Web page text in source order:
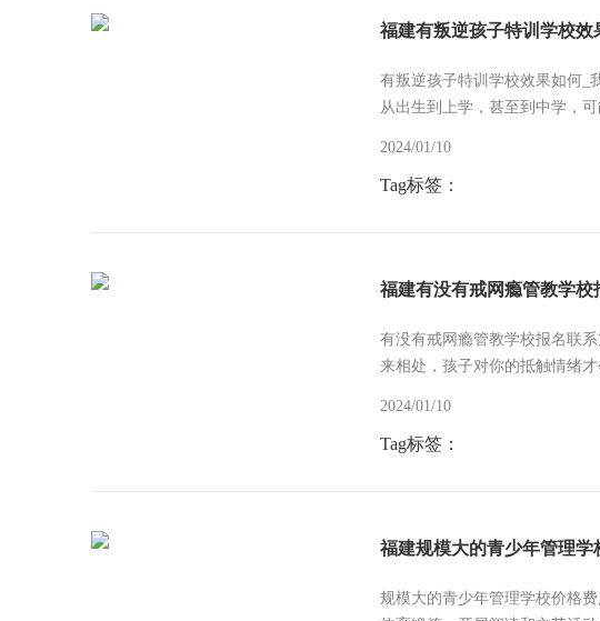
福建有叛逆孩子特训学校效
有叛逆孩子特训学校效果如何_
从出生到上学，甚至到中学，
2024/01/10
Tag标签：
福建有没有戒网瘾管教学校
有没有戒网瘾管教学校报名联
来相处，孩子对你的抵触情绪
2024/01/10
Tag标签：
福建规模大的青少年管理
规模大的青少年管理学校价格